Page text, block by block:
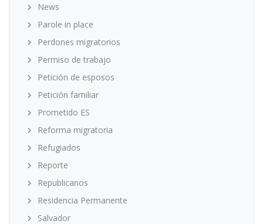
News
Parole in place
Perdones migratorios
Permiso de trabajo
Petición de esposos
Petición familiar
Prometido ES
Reforma migratoria
Refugiados
Reporte
Republicanos
Residencia Permanente
Salvador